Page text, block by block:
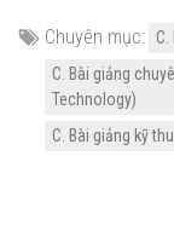
Chuyên mục:
C. Bài giảng
Technology)
C. Bài giảng kỹ